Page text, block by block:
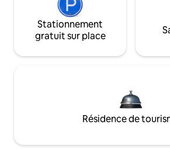
Stationnement
gratuit sur place
Résidence de